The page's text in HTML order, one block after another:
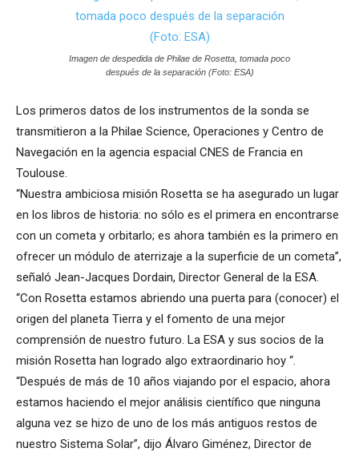
Imagen de despedida de Philae de Rosetta, tomada poco
después de la separación (Foto: ESA)
Los primeros datos de los instrumentos de la sonda se
transmitieron a la Philae Science, Operaciones y Centro de
Navegación en la agencia espacial CNES de Francia en
Toulouse.
“Nuestra ambiciosa misión Rosetta se ha asegurado un lugar
en los libros de historia: no sólo es el primera en encontrarse
con un cometa y orbitarlo; es ahora también es la primero en
ofrecer un módulo de aterrizaje a la superficie de un cometa”,
señaló Jean-Jacques Dordain, Director General de la ESA.
“Con Rosetta estamos abriendo una puerta para (conocer) el
origen del planeta Tierra y el fomento de una mejor
comprensión de nuestro futuro. La ESA y sus socios de la
misión Rosetta han logrado algo extraordinario hoy “.
“Después de más de 10 años viajando por el espacio, ahora
estamos haciendo el mejor análisis científico que ninguna
alguna vez se hizo de uno de los más antiguos restos de
nuestro Sistema Solar”, dijo Álvaro Giménez, Director de